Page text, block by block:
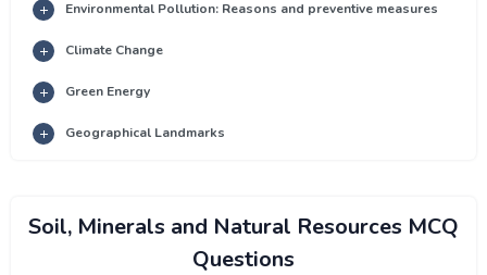
Environmental Pollution: Reasons and preventive measures
Climate Change
Green Energy
Geographical Landmarks
Soil, Minerals and Natural Resources MCQ
Questions